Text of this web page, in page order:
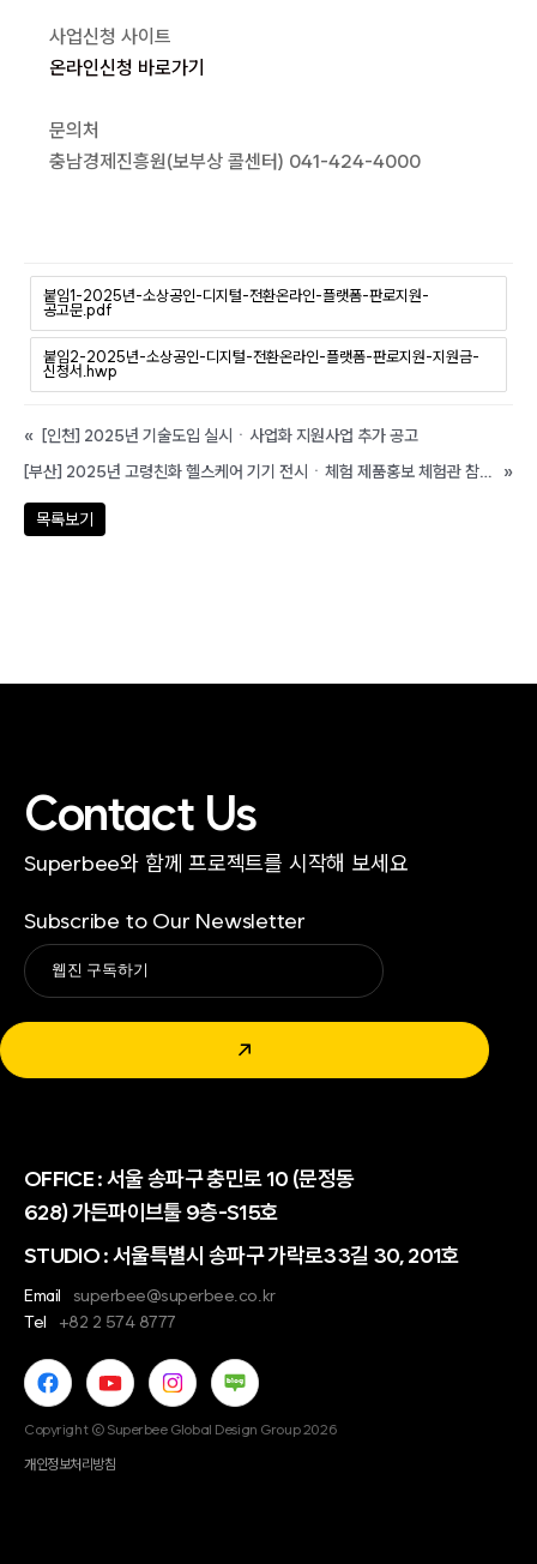
사업신청 사이트
온라인신청 바로가기
문의처
충남경제진흥원(보부상 콜센터) 041-424-4000
붙임1-2025년-소상공인-디지털-전환온라인-플랫폼-판로지원-
공고문.pdf
붙임2-2025년-소상공인-디지털-전환온라인-플랫폼-판로지원-지원금-
신청서.hwp
« [인천] 2025년 기술도입 실시ㆍ사업화 지원사업 추가 공고
[부산] 2025년 고령친화 헬스케어 기기 전시ㆍ체험 제품홍보 체험관 참여기업 모집 공고
»
목록보기
Contact Us
Superbee와 함께 프로젝트를 시작해 보세요
Subscribe to Our Newsletter
↗
Alternative:
OFFICE :서울 송파구 충민로 10 (문정동
628) 가든파이브툴 9층-S15호
STUDIO : 서울특별시 송파구 가락로33길 30, 201호
Email
superbee@superbee.co.kr
Tel
+82 2 574 8777
Copyright © Superbee Global Design Group 2026
개인정보처리방침